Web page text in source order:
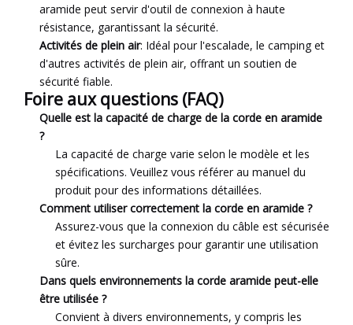
aramide peut servir d'outil de connexion à haute
résistance, garantissant la sécurité.
Activités de plein air: Idéal pour l'escalade, le camping et
d'autres activités de plein air, offrant un soutien de
sécurité fiable.
Foire aux questions (FAQ)
Quelle est la capacité de charge de la corde en aramide
?
La capacité de charge varie selon le modèle et les
spécifications. Veuillez vous référer au manuel du
produit pour des informations détaillées.
Comment utiliser correctement la corde en aramide ?
Assurez-vous que la connexion du câble est sécurisée
et évitez les surcharges pour garantir une utilisation
sûre.
Dans quels environnements la corde aramide peut-elle
être utilisée ?
Convient à divers environnements, y compris les